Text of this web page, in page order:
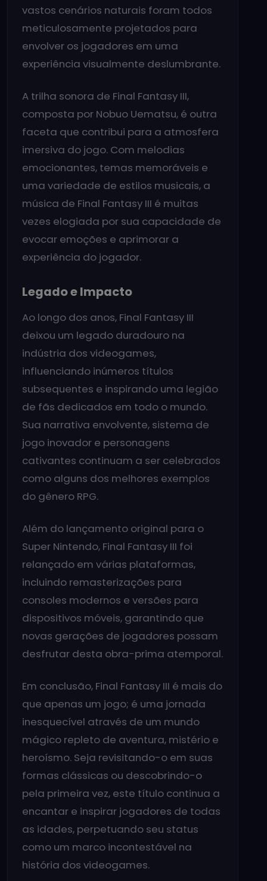
vastos cenários naturais foram todos
meticulosamente projetados para
envolver os jogadores em uma
experiência visualmente deslumbrante.
A trilha sonora de Final Fantasy III,
composta por Nobuo Uematsu, é outra
faceta que contribui para a atmosfera
imersiva do jogo. Com melodias
emocionantes, temas memoráveis e
uma variedade de estilos musicais, a
música de Final Fantasy III é muitas
vezes elogiada por sua capacidade de
evocar emoções e aprimorar a
experiência do jogador.
Legado e Impacto
Ao longo dos anos, Final Fantasy III
deixou um legado duradouro na
indústria dos videogames,
influenciando inúmeros títulos
subsequentes e inspirando uma legião
de fãs dedicados em todo o mundo.
Sua narrativa envolvente, sistema de
jogo inovador e personagens
cativantes continuam a ser celebrados
como alguns dos melhores exemplos
do gênero RPG.
Além do lançamento original para o
Super Nintendo, Final Fantasy III foi
relançado em várias plataformas,
incluindo remasterizações para
consoles modernos e versões para
dispositivos móveis, garantindo que
novas gerações de jogadores possam
desfrutar desta obra-prima atemporal.
Em conclusão, Final Fantasy III é mais do
que apenas um jogo; é uma jornada
inesquecível através de um mundo
mágico repleto de aventura, mistério e
heroísmo. Seja revisitando-o em suas
formas clássicas ou descobrindo-o
pela primeira vez, este título continua a
encantar e inspirar jogadores de todas
as idades, perpetuando seu status
como um marco incontestável na
história dos videogames.